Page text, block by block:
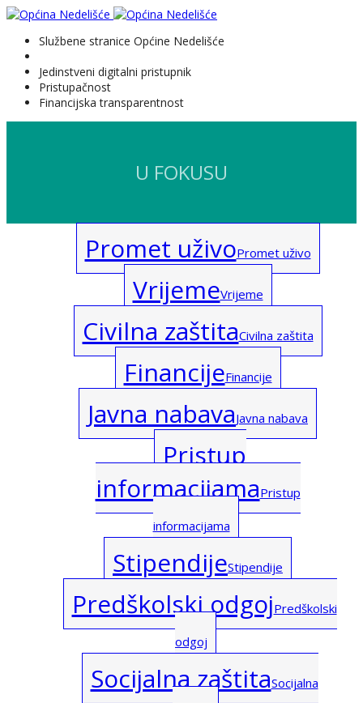
Službene stranice Općine Nedelišće
Jedinstveni digitalni pristupnik
Pristupačnost
Financijska transparentnost
U FOKUSU
Promet uživoPromet uživo
VrijemeVrijeme
Civilna zaštitaCivilna zaštita
FinancijeFinancije
Javna nabavaJavna nabava
Pristup
informacijamaPristup
informacijama
StipendijeStipendije
Predškolski odgojPredškolski
odgoj
Socijalna zaštitaSocijalna